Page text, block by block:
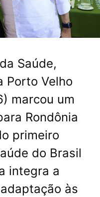
Saúde,
Porto Velho
marcou um
Rondônia
primeiro
do Brasil
integra a
às